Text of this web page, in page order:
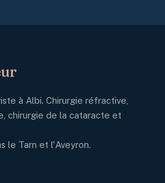
à Albi. Chirurgie réfractive,
chirurgie de la cataracte et
le Tarn et l'Aveyron.